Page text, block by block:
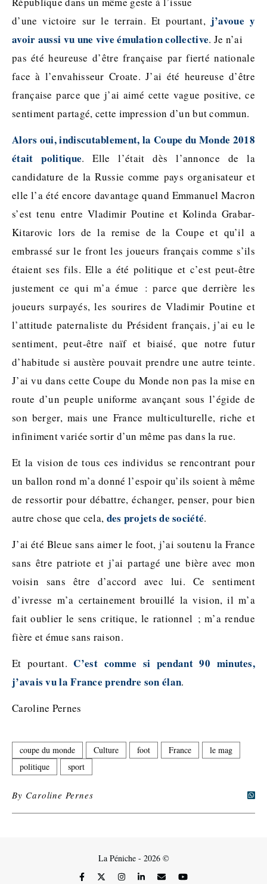
d’une victoire sur le terrain. Et pourtant, j’avoue y
avoir aussi vu une vive émulation collective. Je n’ai
pas été heureuse d’être française par fierté nationale
face à l’envahisseur Croate. J’ai été heureuse d’être
française parce que j’ai aimé cette vague positive, ce
sentiment partagé, cette impression d’un but commun.
Alors oui, indiscutablement, la Coupe du Monde 2018
était politique. Elle l’était dès l’annonce de la
candidature de la Russie comme pays organisateur et
elle l’a été encore davantage quand Emmanuel Macron
s’est tenu entre Vladimir Poutine et Kolinda Grabar-
Kitarovic lors de la remise de la Coupe et qu’il a
embrassé sur le front les joueurs français comme s’ils
étaient ses fils. Elle a été politique et c’est peut-être
justement ce qui m’a émue : parce que derrière les
joueurs surpayés, les sourires de Vladimir Poutine et
l’attitude paternaliste du Président français, j’ai eu le
sentiment, peut-être naïf et biaisé, que notre futur
d’habitude si austère pouvait prendre une autre teinte.
J’ai vu dans cette Coupe du Monde non pas la mise en
route d’un peuple uniforme avançant sous l’égide de
son berger, mais une France multiculturelle, riche et
infiniment variée sortir d’un même pas dans la rue.
Et la vision de tous ces individus se rencontrant pour
un ballon rond m’a donné l’espoir qu’ils soient à même
de ressortir pour débattre, échanger, penser, pour bien
autre chose que cela, des projets de société.
J’ai été Bleue sans aimer le foot, j’ai soutenu la France
sans être patriote et j’ai partagé une bière avec mon
voisin sans être d’accord avec lui. Ce sentiment
d’ivresse m’a certainement brouillé la vision, il m’a
fait oublier le sens critique, le rationnel ; m’a rendue
fière et émue sans raison.
Et pourtant.C’est comme si pendant 90 minutes,
j’avais vu la France prendre son élan.
Caroline Pernes
coupe du monde Culture foot France
le mag
politique
sport
By Caroline Pernes
La Péniche - 2026 ©